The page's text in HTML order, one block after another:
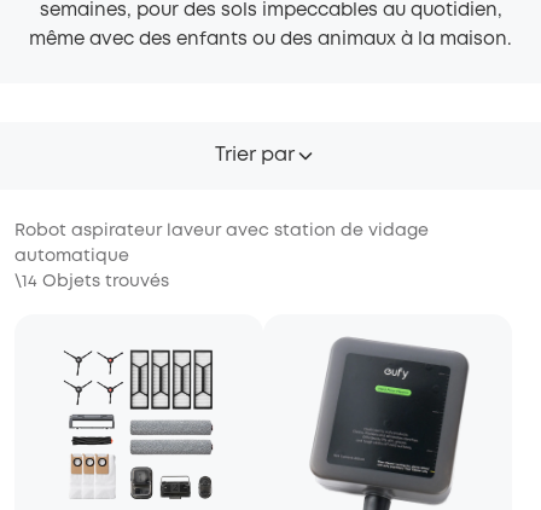
semaines, pour des sols impeccables au quotidien,
même avec des enfants ou des animaux à la maison.
Trier par
Robot aspirateur laveur avec station de vidage
automatique
\14 Objets trouvés